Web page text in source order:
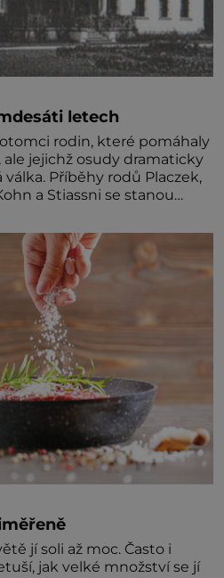
letech
rodin, které pomáhaly
jejichž osudy dramaticky
Příběhy rodů Placzek,
a Stiassni se stanou
2026. Některé návraty
která si člověk pamatuje z
dávno
jí soli až moc. Často i
jak velké množství se jí